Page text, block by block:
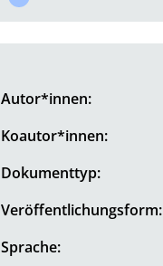
Autor*innen:
Koautor*innen:
Dokumenttyp:
Veröffentlichungsform:
Sprache: